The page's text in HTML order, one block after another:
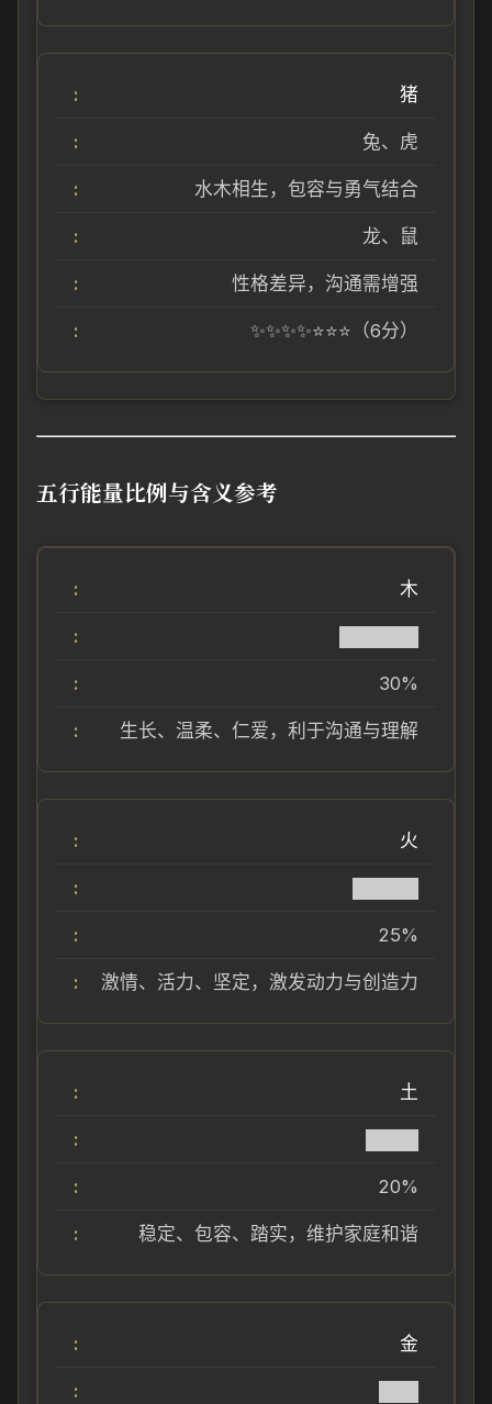
猪
兔、虎
水木相生，包容与勇气结合
龙、鼠
性格差异，沟通需增强
✨✨✨✨⭐⭐⭐（6分）
五行能量比例与含义参考
木
30%
生长、温柔、仁爱，利于沟通与理解
火
25%
激情、活力、坚定，激发动力与创造力
土
20%
稳定、包容、踏实，维护家庭和谐
金